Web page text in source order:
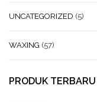
UNCATEGORIZED (5)
WAXING (57)
PRODUK TERBARU